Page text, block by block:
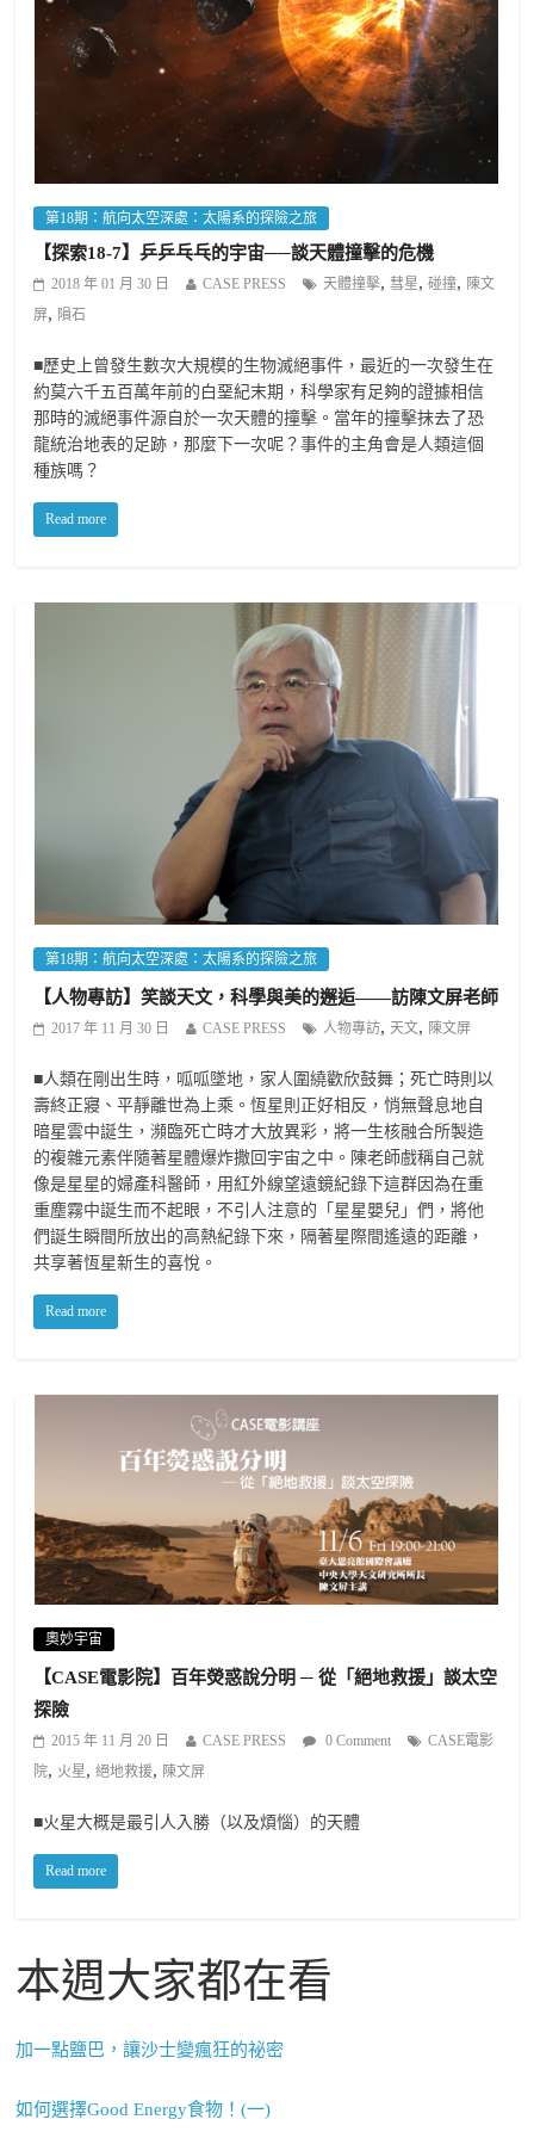
第18期：航向太空深處：太陽系的探險之旅
【探索18-7】乒乒乓乓的宇宙──談天體撞擊的危機
2018 年 01 月 30 日 CASE PRESS 天體撞擊,彗星,碰撞, 陳文
屏, 隕石
■歷史上曾發生數次大規模的生物滅絕事件，最近的一次發生在
約莫六千五百萬年前的白堊紀末期，科學家有足夠的證據相信
那時的滅絕事件源自於一次天體的撞擊。當年的撞擊抹去了恐
龍統治地表的足跡，那麼下一次呢？事件的主角會是人類這個
種族嗎？
Read more
第18期：航向太空深處：太陽系的探險之旅
【人物專訪】笑談天文，科學與美的邂逅——訪陳文屏老師
2017 年 11 月 30 日 CASE PRESS 人物專訪, 天文, 陳文屏
■人類在剛出生時，呱呱墜地，家人圍繞歡欣鼓舞；死亡時則以
壽終正寢、平靜離世為上乘。恆星則正好相反，悄無聲息地自
暗星雲中誕生，瀕臨死亡時才大放異彩，將一生核融合所製造
的複雜元素伴隨著星體爆炸撒回宇宙之中。陳老師戲稱自己就
像是星星的婦產科醫師，用紅外線望遠鏡紀錄下這群因為在重
重塵霧中誕生而不起眼，不引人注意的「星星嬰兒」們，將他
們誕生瞬間所放出的高熱紀錄下來，隔著星際間遙遠的距離，
共享著恆星新生的喜悅。
Read more
奧妙宇宙
【CASE電影院】百年熒惑說分明 ─ 從「絕地救援」談太空
探險
2015 年 11 月 20 日 CASE PRESS 0 Comment
CASE電影
院, 火星,絕地救援, 陳文屏
■火星大概是最引人入勝（以及煩惱）的天體
Read more
本週大家都在看
加一點鹽巴，讓沙士變瘋狂的祕密
如何選擇Good Energy食物！(一)